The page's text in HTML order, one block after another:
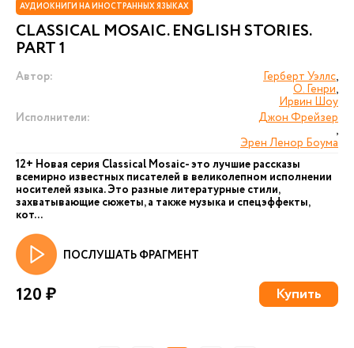
АУДИОКНИГИ НА ИНОСТРАННЫХ ЯЗЫКАХ
CLASSICAL MOSAIC. ENGLISH STORIES.
PART 1
Автор: Герберт Уэллс,
О. Генри,
Ирвин Шоу
Исполнители:
Джон Фрейзер
,
Эрен Ленор Боума
12+ Новая серия Сlassical Mosaic- это лучшие рассказы
всемирно известных писателей в великолепном исполнении
носителей языка. Это разные литературные стили,
захватывающие сюжеты, а также музыка и спецэффекты,
кот...
ПОСЛУШАТЬ ФРАГМЕНТ
120 ₽ Купить